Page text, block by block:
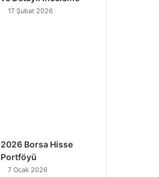
17 Şubat 2026
2026 Borsa Hisse
Portföyü
7 Ocak 2026